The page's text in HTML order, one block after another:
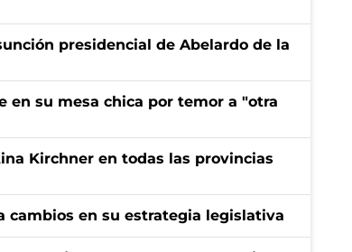
presidencial de Abelardo de la
en su mesa chica por temor a "otra
Kirchner en todas las provincias
cambios en su estrategia legislativa